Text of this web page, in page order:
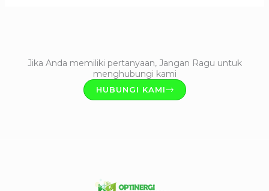
Jika Anda memiliki pertanyaan, Jangan Ragu untuk
menghubungi kami
HUBUNGI KAMI